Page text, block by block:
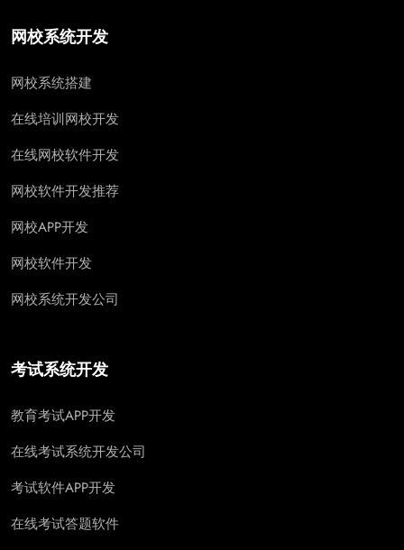
网校系统开发
网校系统搭建
在线培训网校开发
在线网校软件开发
网校软件开发推荐
网校APP开发
网校软件开发
网校系统开发公司
考试系统开发
教育考试APP开发
在线考试系统开发公司
考试软件APP开发
在线考试答题软件